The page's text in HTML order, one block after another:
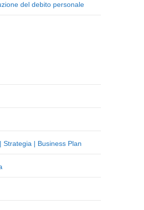
del debito personale
Strategia | Business Plan